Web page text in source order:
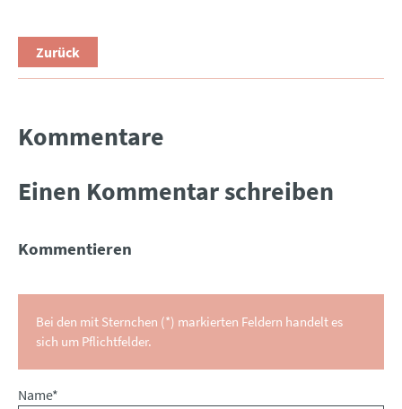
Zurück
Kommentare
Einen Kommentar schreiben
Kommentieren
Bei den mit Sternchen (*) markierten Feldern handelt es
sich um Pflichtfelder.
Pflichtfeld
Name*